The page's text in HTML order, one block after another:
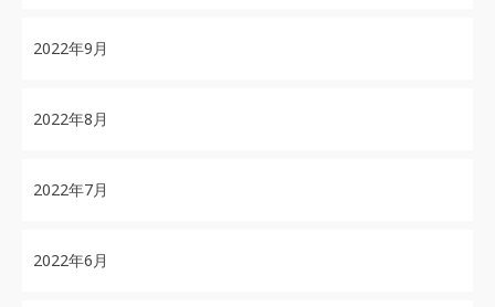
2022年9月
2022年8月
2022年7月
2022年6月